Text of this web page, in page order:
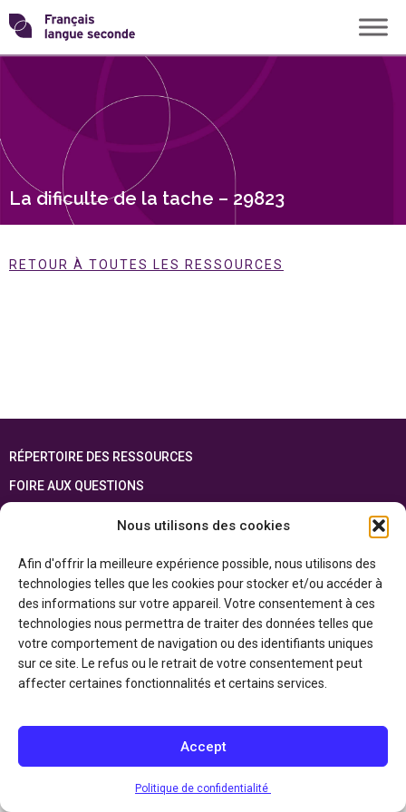
Nous utilisons des cookies
Afin d'offrir la meilleure expérience possible, nous utilisons des
technologies telles que les cookies pour stocker et/ou accéder à
des informations sur votre appareil. Votre consentement à ces
technologies nous permettra de traiter des données telles que
votre comportement de navigation ou des identifiants uniques
sur ce site. Le refus ou le retrait de votre consentement peut
affecter certaines fonctionnalités et certains services.
Accept
Politique de confidentialité
Skip
to
content
Transformons
langue
La dificulte de la tache – 29823
RETOUR À TOUTES LES RESSOURCES
RÉPERTOIRE DES RESSOURCES
FOIRE AUX QUESTIONS
Cette ressource est réalisée grâce au soutien financier du gouvernement de
l’Ontario et du gouvernement du Canada par l’entremise du ministère du
Patrimoine canadien
Politique de confidentialité